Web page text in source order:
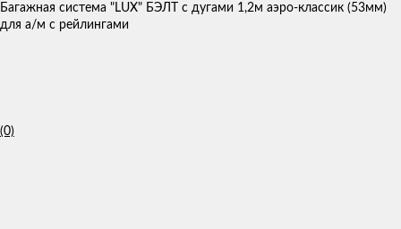
Багажная система "LUX" БЭЛТ с дугами 1,2м аэро-классик (53мм)
для а/м с рейлингами
(0)